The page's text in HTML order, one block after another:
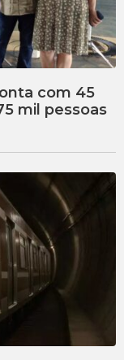
com 45
mil pessoas